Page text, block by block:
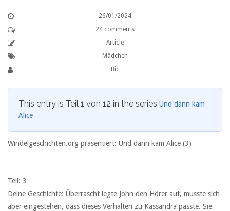
26/01/2024
24 comments
Article
Mädchen
Bic
This entry is Teil 1 von 12 in the series Und dann kam
Alice
Windelgeschichten.org präsentiert: Und dann kam Alice (3)
Teil: 3
Deine Geschichte: Überrascht legte John den Hörer auf, musste sich
aber eingestehen, dass dieses Verhalten zu Kassandra passte. Sie